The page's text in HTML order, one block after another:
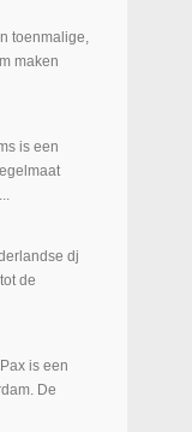
toenmalige,
maken
is een
dj
de
is een
De